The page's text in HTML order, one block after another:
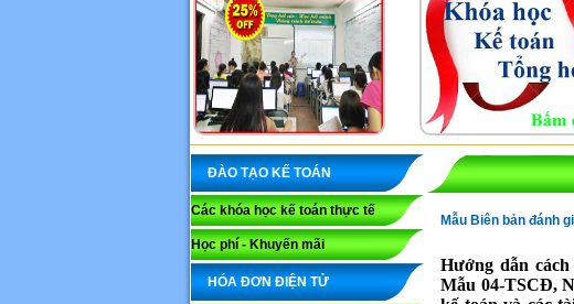
ĐÀO TẠO KẾ TOÁN
Các khóa học kế toán thực tế
Học phí - Khuyến mãi
HÓA ĐƠN ĐIỆN TỬ
Mẫu Biên bản đánh
Hướng dẫn
Mẫu 04-TSCĐ,